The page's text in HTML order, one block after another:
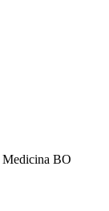
BO